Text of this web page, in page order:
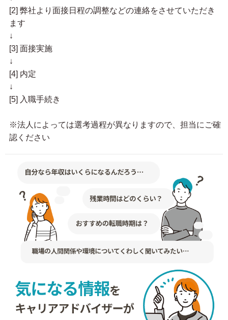
[2] 弊社より面接日程の調整などの連絡をさせていただき
ます
↓
[3] 面接実施
↓
[4] 内定
↓
[5] 入職手続き
※法人によっては選考過程が異なりますので、担当にご確
認ください